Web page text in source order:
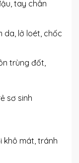
tay chân
da, lở loét, chốc
trùng đốt,
sơ sinh
khô mát, tránh